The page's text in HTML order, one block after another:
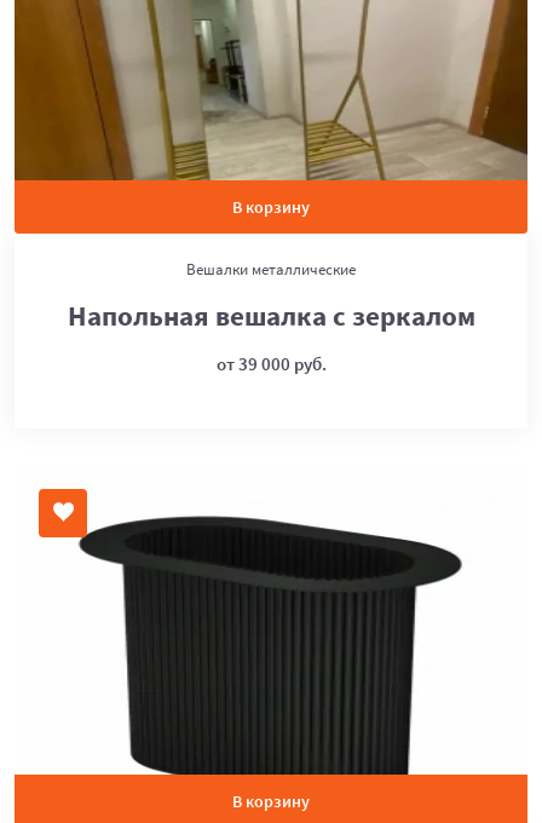
В корзину
Вешалки металлические
Напольная вешалка с зеркалом
от 39 000 руб.
В корзину